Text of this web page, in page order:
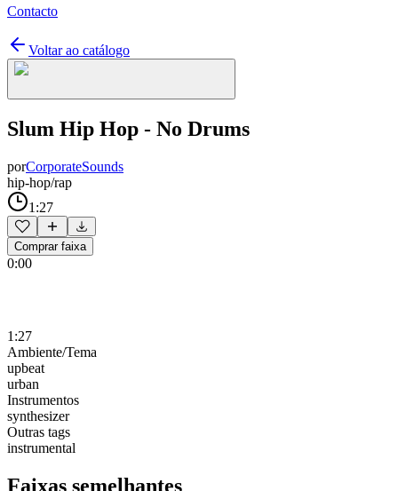
Contacto
Voltar ao catálogo
Slum Hip Hop - No Drums
porCorporateSounds
hip-hop/rap
1:27
Comprar faixa
0:00
1:27
Ambiente/Tema
upbeat
urban
Instrumentos
synthesizer
Outras tags
instrumental
Faixas semelhantes